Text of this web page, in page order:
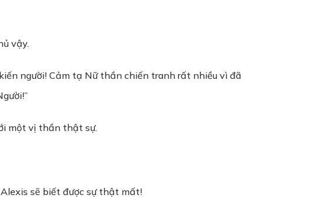
vậy.
người! Cảm tạ Nữ thần chiến tranh rất nhiều vì đã
một vị thần thật sự.
sẽ biết được sự thật mất!